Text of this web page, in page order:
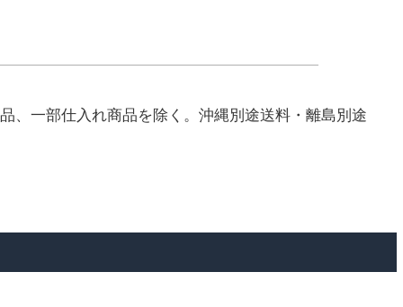
入れ商品を除く。沖縄別途送料・離島別途